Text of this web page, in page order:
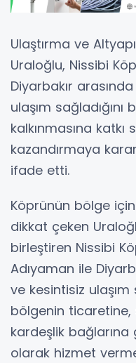
Ulaştırma ve
Uraloğlu, Nissibi
Diyarbakır
ulaşım
kalkınmasına katkı
kazandırmaya
ifade etti.
Köprünün bölge
dikkat çeken
birleştiren Nissibi
Adıyaman ile
ve kesintisiz
bölgenin ticaretine,
kardeşlik
olarak hizmet